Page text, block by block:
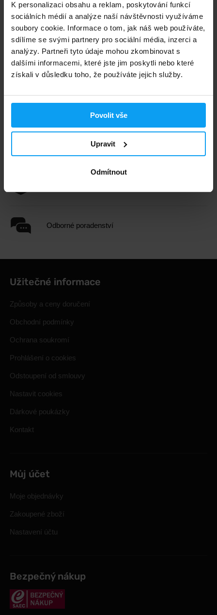
K personalizaci obsahu a reklam, poskytování funkcí
sociálních médií a analýze naší návštěvnosti využíváme
soubory cookie. Informace o tom, jak náš web používáte,
sdílíme se svými partnery pro sociální média, inzerci a
analýzy. Partneři tyto údaje mohou zkombinovat s
dalšími informacemi, které jste jim poskytli nebo které
získali v důsledku toho, že používáte jejich služby.
Povolit vše
Upravit
Odmítnout
Mutant
Mass XXXtreme 2500 48 g
20
NENÍ SKLADEM
3000+ produktů ihned k odběru
Odborné poradenství
Užitečné informace
Způsoby a ceny doručení
Obchodní podmínky
Ochrana soukromí
Prohlášení o cookies
Odstoupení od smlouvy
Nastavit cookies
Dárkové poukázky
Kontakt
Můj účet
Moje objednávky
Zakoupené zboží
Nastavení účtu
Bezpečný nákup